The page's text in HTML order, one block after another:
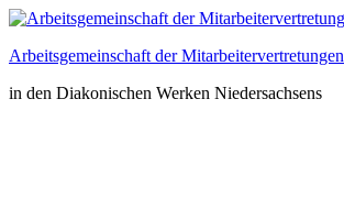
Zum
springen
Arbeitsgemeinschaft der Mitarbeitervertretungen
in den Diakonischen Werken Niedersachsens